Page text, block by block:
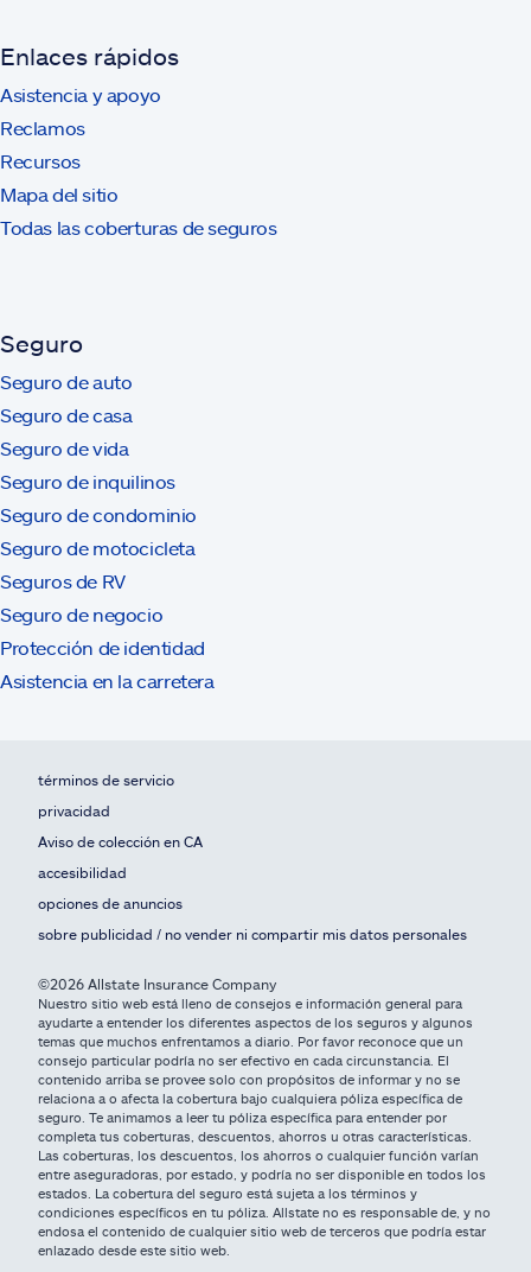
Enlaces rápidos
Asistencia y apoyo
Reclamos
Recursos
Mapa del sitio
Todas las coberturas de seguros
Seguro
Seguro de auto
Seguro de casa
Seguro de vida
Seguro de inquilinos
Seguro de condominio
Seguro de motocicleta
Seguros de RV
Seguro de negocio
Protección de identidad
Asistencia en la carretera
términos de servicio
privacidad
Aviso de colección en CA
accesibilidad
opciones de anuncios
sobre publicidad / no vender ni compartir mis datos personales
©2026 Allstate Insurance Company
Nuestro sitio web está lleno de consejos e información general para
ayudarte a entender los diferentes aspectos de los seguros y algunos
temas que muchos enfrentamos a diario. Por favor reconoce que un
consejo particular podría no ser efectivo en cada circunstancia. El
contenido arriba se provee solo con propósitos de informar y no se
relaciona a o afecta la cobertura bajo cualquiera póliza específica de
seguro. Te animamos a leer tu póliza específica para entender por
completa tus coberturas, descuentos, ahorros u otras características.
Las coberturas, los descuentos, los ahorros o cualquier función varían
entre aseguradoras, por estado, y podría no ser disponible en todos los
estados. La cobertura del seguro está sujeta a los términos y
condiciones específicos en tu póliza. Allstate no es responsable de, y no
endosa el contenido de cualquier sitio web de terceros que podría estar
enlazado desde este sitio web.